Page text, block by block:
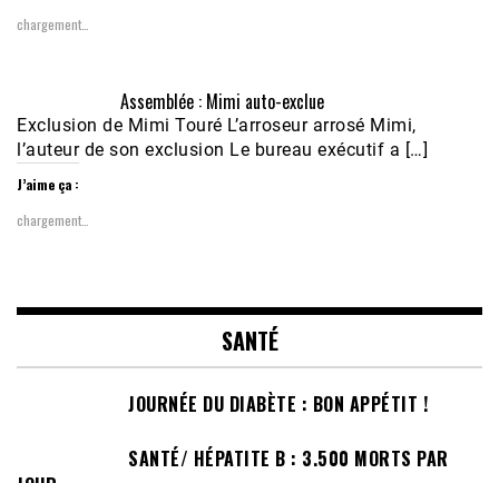
chargement…
Assemblée : Mimi auto-exclue
Exclusion de Mimi Touré L’arroseur arrosé Mimi,
l’auteur de son exclusion Le bureau exécutif a […]
J’aime ça :
chargement…
SANTÉ
JOURNÉE DU DIABÈTE : BON APPÉTIT !
SANTÉ/ HÉPATITE B : 3.500 MORTS PAR